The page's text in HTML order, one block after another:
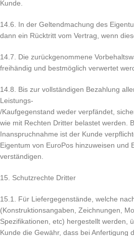
Kunde.
14.6. In der Geltendmachung des
dann ein Rücktritt vom Vertrag, wenn
14.7. Die zurückgenommene
freihändig und bestmöglich verwertet
14.8. Bis zur vollständigen Bezahlung
Leistungs-
/Kaufgegenstand weder verpfändet,
wie mit Rechten Dritter belastet werden.
Inanspruchnahme ist der Kunde
Eigentum von EuroPos hinzuweisen und
verständigen.
15. Schutzrechte Dritter
15.1. Für Liefergegenstände, welche
(Konstruktionsangaben, Zeichnungen,
Spezifikationen, etc) hergestellt werden,
Kunde die Gewähr, dass bei Anfertigung